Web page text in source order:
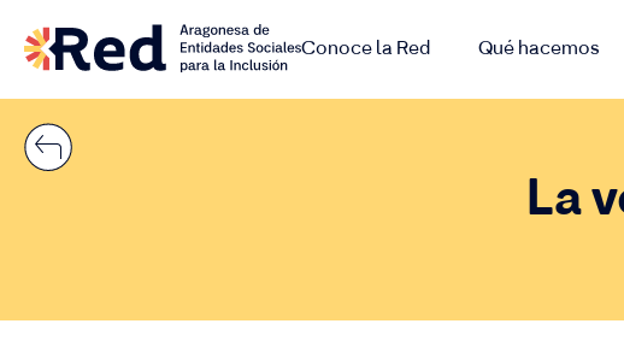
Conoce la Red Qué hacemos
La